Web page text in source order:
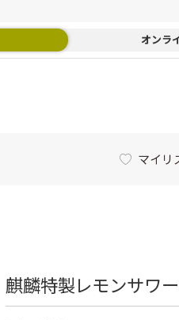
オンラ
マイリ
麒麟特製レモンサワ